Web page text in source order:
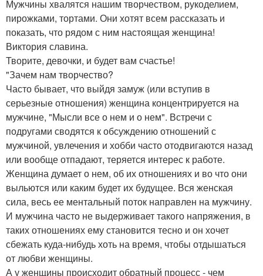
Мужчины хвалятся нашим творчеством, рукоделием,
пирожками, тортами. Они хотят всем рассказать и
показать, что рядом с ним настоящая женщина!
Виктория славина.
Творите, девочки, и будет вам счастье!
"Зачем нам творчество?
Часто бывает, что выйдя замуж (или вступив в
серьезные отношения) женщина концентрируется на
мужчине, "Мысли все о нем и о нем". Встречи с
подругами сводятся к обсуждению отношений с
мужчиной, увлечения и хобби часто отодвигаются назад
или вообще отпадают, теряется интерес к работе.
Женщина думает о нем, об их отношениях и во что они
выльются или каким будет их будущее. Вся женская
сила, весь ее ментальный поток направлен на мужчину.
И мужчина часто не выдерживает такого напряжения, в
таких отношениях ему становится тесно и он хочет
сбежать куда-нибудь хоть на время, чтобы отдышаться
от любви женщины.
А у женщины происходит обратный процесс - чем